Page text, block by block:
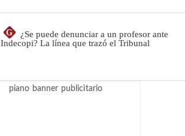
G
¿Se puede denunciar a un profesor ante
Indecopi? La línea que trazó el Tribunal